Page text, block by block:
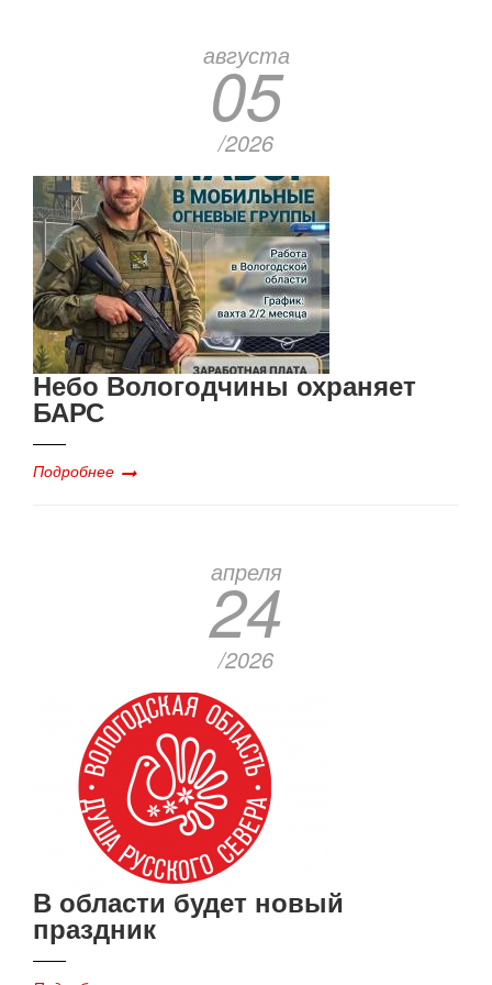
августа
05
/2026
Небо Вологодчины охраняет
БАРС
Подробнее
апреля
24
/2026
В области будет новый
праздник